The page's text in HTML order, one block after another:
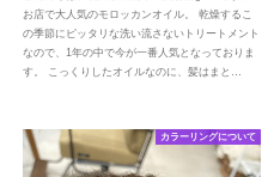
お店で大人気のモロッカンオイル。 乾燥するこ
の季節にピッタリな洗い流さないトリートメント
なので、1年の中で今が一番人気となっておりま
す。 こっくりしたオイルなのに、髪はまと…
カラーリングについて